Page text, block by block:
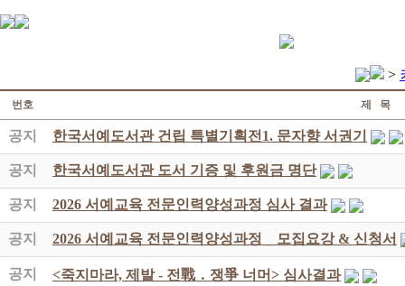
>
번호 제 목
공지 한국서예도서관 건립 특별기획전1. 문자향 서권기
공지 한국서예도서관 도서 기증 및 후원금 명단
공지 2026 서예교육 전문인력양성과정 심사 결과
공지 2026 서예교육 전문인력양성과정 _ 모집요강 & 신청서
공지 <죽지마라, 제발 - 전戰 ․ 쟁爭 너머> 심사결과